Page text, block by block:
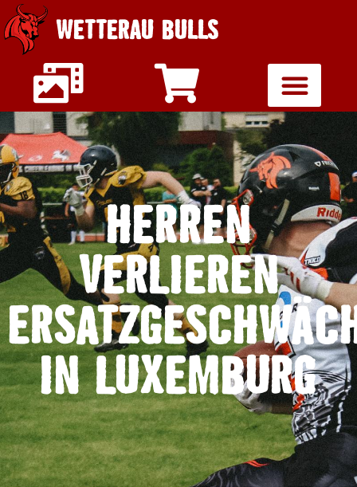
WETTERAU BULLS
HERREN
VERLIEREN
IN LUXEMBURG